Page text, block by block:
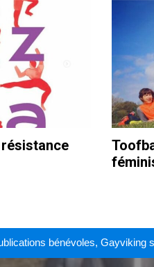
résistance